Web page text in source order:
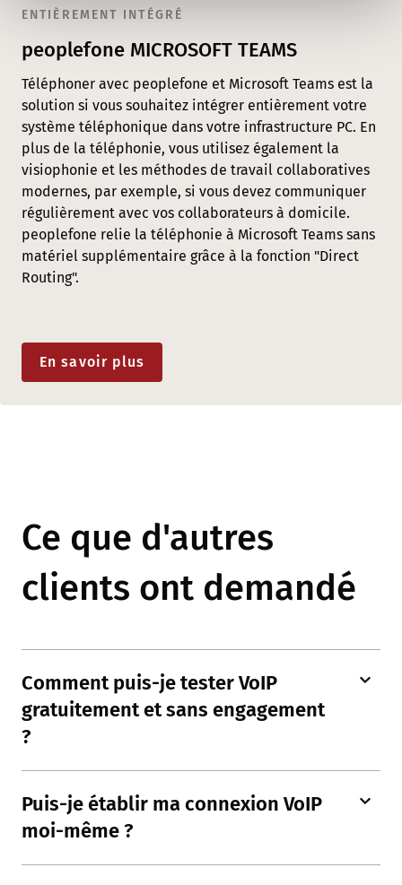
ENTIÈREMENT INTÉGRÉ
peoplefone MICROSOFT TEAMS
Téléphoner avec peoplefone et Microsoft Teams est la
solution si vous souhaitez intégrer entièrement votre
système téléphonique dans votre infrastructure PC. En
plus de la téléphonie, vous utilisez également la
visiophonie et les méthodes de travail collaboratives
modernes, par exemple, si vous devez communiquer
régulièrement avec vos collaborateurs à domicile.
peoplefone relie la téléphonie à Microsoft Teams sans
matériel supplémentaire grâce à la fonction "Direct
Routing".
En savoir plus
Ce que d'autres
clients ont demandé
Comment puis-je tester VoIP
gratuitement et sans engagement
?
Puis-je établir ma connexion VoIP
moi-même ?